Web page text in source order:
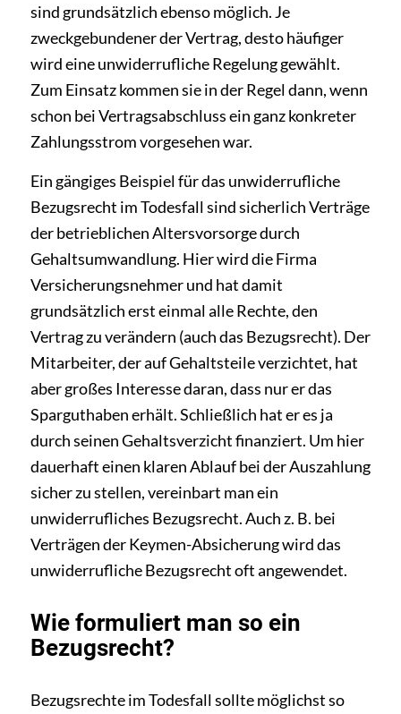
sind grundsätzlich ebenso möglich. Je
zweckgebundener der Vertrag, desto häufiger
wird eine unwiderrufliche Regelung gewählt.
Zum Einsatz kommen sie in der Regel dann, wenn
schon bei Vertragsabschluss ein ganz konkreter
Zahlungsstrom vorgesehen war.
Ein gängiges Beispiel für das unwiderrufliche
Bezugsrecht im Todesfall sind sicherlich Verträge
der betrieblichen Altersvorsorge durch
Gehaltsumwandlung. Hier wird die Firma
Versicherungsnehmer und hat damit
grundsätzlich erst einmal alle Rechte, den
Vertrag zu verändern (auch das Bezugsrecht). Der
Mitarbeiter, der auf Gehaltsteile verzichtet, hat
aber großes Interesse daran, dass nur er das
Sparguthaben erhält. Schließlich hat er es ja
durch seinen Gehaltsverzicht finanziert. Um hier
dauerhaft einen klaren Ablauf bei der Auszahlung
sicher zu stellen, vereinbart man ein
unwiderrufliches Bezugsrecht. Auch z. B. bei
Verträgen der Keymen-Absicherung wird das
unwiderrufliche Bezugsrecht oft angewendet.
Wie formuliert man so ein
Bezugsrecht?
Bezugsrechte im Todesfall sollte möglichst so